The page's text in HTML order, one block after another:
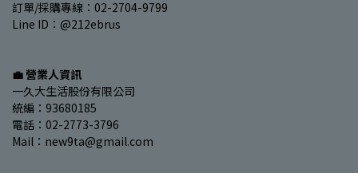
訂單/採購專線：02-2704-9799
Line ID：@212ebrus
💼 營業人資訊
一久大生活股份有限公司
統編：93680185
電話：02-2773-3796
Mail：new9ta@gmail.com